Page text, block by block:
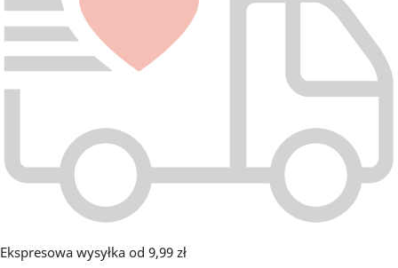
Ekspresowa wysyłka od 9,99 zł